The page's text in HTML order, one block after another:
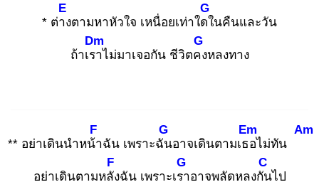
* ต่าง
E
ตามหาหัวใจ เหนื่อยเท่าใดใ
G
นคืนและวัน
ถ้าเรา
Dm
ไม่มาเจอกัน ชีวิตคง
G
หลงทาง
** อย่าเดินนำหน้า
F
ฉัน เพราะฉัน
G
อาจเดินตามเธอ
Em
ไม่ทัน
Am
อย่าเดินตามหลัง
F
ฉัน เพราะเรา
G
อาจพลัดหลงกัน
C
ไป